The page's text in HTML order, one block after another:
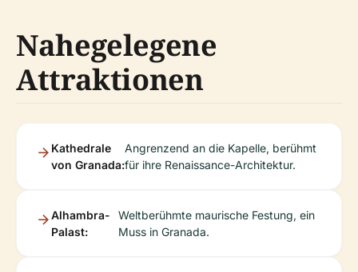
Nahegelegene
Attraktionen
Kathedrale
von Granada:
Angrenzend an die Kapelle, berühmt
für ihre Renaissance-Architektur.
Alhambra-
Palast:
Weltberühmte maurische Festung, ein
Muss in Granada.